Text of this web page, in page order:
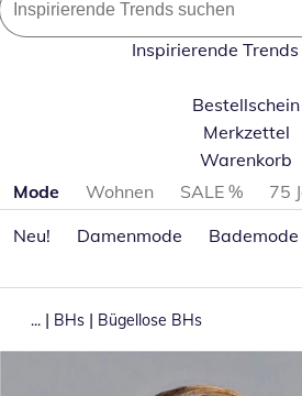
Inspirierende
Bestellschein
Merkzettel
Warenkorb
Produktkategorien überspringen
Mode Wohnen SALE %
75
Neu!
Damenmode Bademode
... | BHs | Bügellose BHs